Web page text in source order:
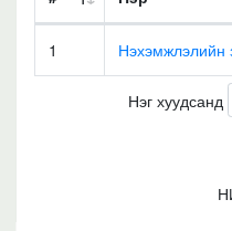
1 Нэхэмжлэлийн
Нэг хуудсанд